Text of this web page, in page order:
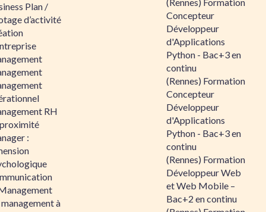
Plan /
d’activité
RH
:
à
Concepteur
Développeur
d'Applications
Python - Bac+3 en
continu
(Rennes) Formation
Concepteur
Développeur
d'Applications
Python - Bac+3 en
continu
(Rennes) Formation
Développeur Web
et Web Mobile –
Bac+2 en continu